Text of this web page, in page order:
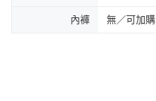
內褲 無／可加購